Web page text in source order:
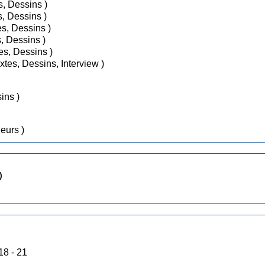
( Textes, Dessins )
Textes, Dessins )
( Textes, Dessins )
Textes, Dessins )
( Textes, Dessins )
1987 ( Textes, Dessins, Interview )
)
)
• En 1979 : Publication dans les N° 18 - 21